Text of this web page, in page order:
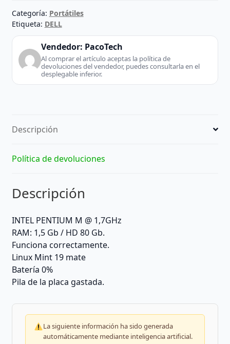
Categoría: Portátiles
Etiqueta: DELL
Vendedor: PacoTech
Al comprar el artículo aceptas la política de
devoluciones del vendedor, puedes consultarla en el
desplegable inferior.
Descripción
Política de devoluciones
Descripción
INTEL PENTIUM M @ 1,7GHz
RAM: 1,5 Gb / HD 80 Gb.
Funciona correctamente.
Linux Mint 19 mate
Batería 0%
Pila de la placa gastada.
La siguiente información ha sido generada
automáticamente mediante inteligencia artificial.